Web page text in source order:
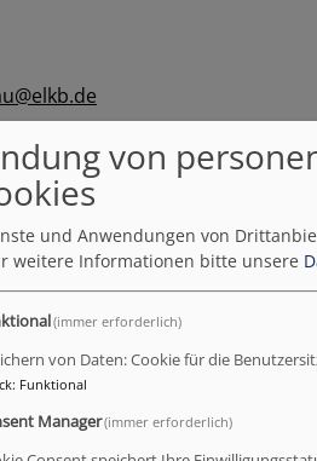
evangelisch.de
Mistelgau
wechselnd)
von
und Anwendungen von
weitere Informationen bitte unsere
(immer erforderlich)
von Daten: Cookie für die
: Funktional
Manager(immer erforderlich)